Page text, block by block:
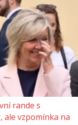
rande s
ale vzpomínka na